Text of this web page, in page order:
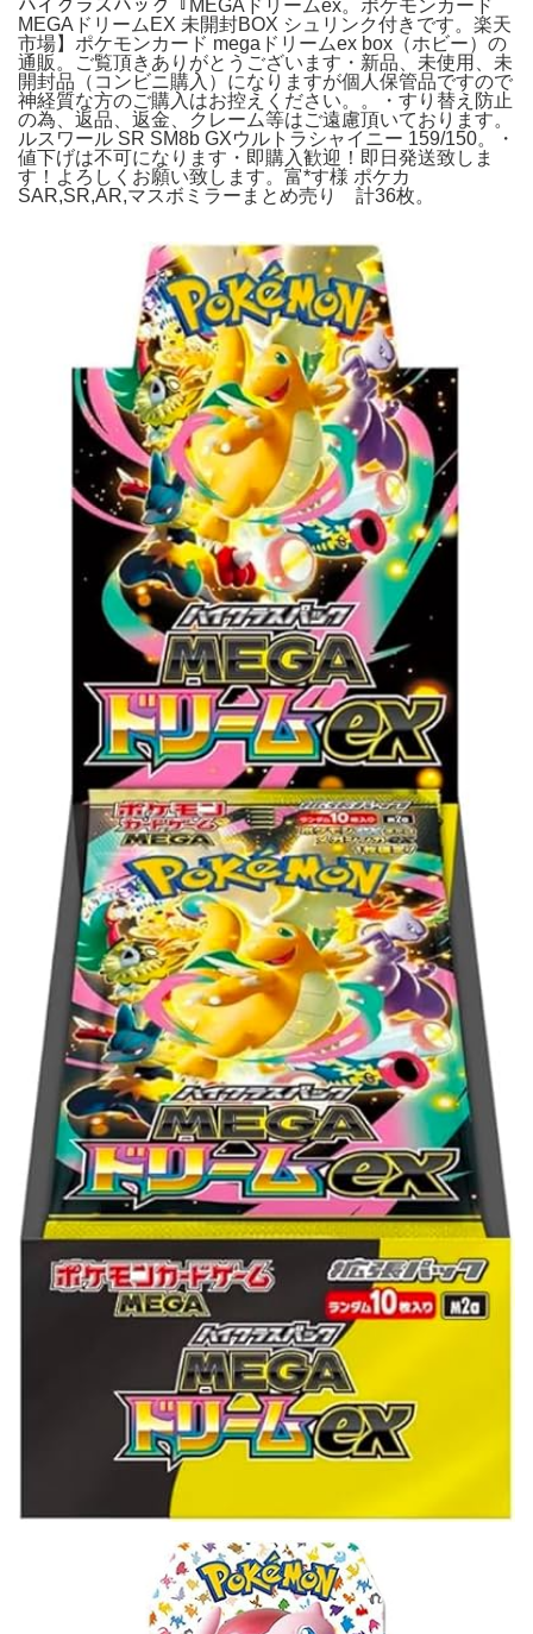
ハイクラスパック『MEGAドリームex。ポケモンカード
MEGAドリームEX 未開封BOX シュリンク付きです。楽天
市場】ポケモンカード megaドリームex box（ホビー）の
通販。ご覧頂きありがとうございます・新品、未使用、未
開封品（コンビニ購入）になりますが個人保管品ですので
神経質な方のご購入はお控えください。。・すり替え防止
の為、返品、返金、クレーム等はご遠慮頂いております。
ルスワール SR SM8b GXウルトラシャイニー 159/150。・
値下げは不可になります・即購入歓迎！即日発送致しま
す！よろしくお願い致します。富*す様 ポケカ
SAR,SR,AR,マスボミラーまとめ売り 計36枚。